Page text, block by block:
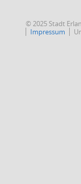
© 2025 Stadt
Impressum